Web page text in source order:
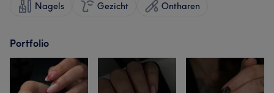
Nagels Gezicht Ontharen
Portfolio